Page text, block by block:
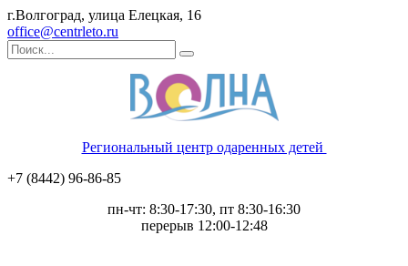
г.Волгоград, улица Елецкая, 16
office@centrleto.ru
Региональный центр одаренных детей
+7 (8442) 96-86-85
пн-чт: 8:30-17:30, пт 8:30-16:30
перерыв 12:00-12:48